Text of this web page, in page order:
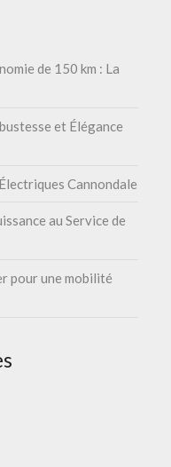
de 150 km : La
et Élégance
Cannondale
au Service de
pour une mobilité